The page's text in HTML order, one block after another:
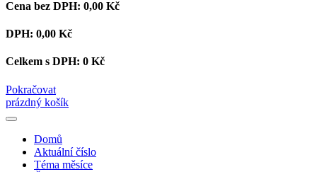
Cena bez DPH: 0,00 Kč
DPH: 0,00 Kč
Celkem s DPH: 0 Kč
Pokračovat
prázdný košík
Domů
Aktuální číslo
Téma měsíce